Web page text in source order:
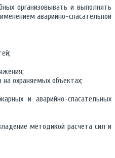
организовывать и выполнять
аварийно-спасательной
охраняемых объектах;
и аварийно-спасательных
методикой расчета сил и